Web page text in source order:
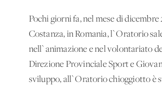
Pochi giorni fa, nel mese di
Costanza, in Romania, l`Oratorio
nell`animazione e nel volontariato
Direzione Provinciale Sport e
sviluppo, all`Oratorio chioggiotto è